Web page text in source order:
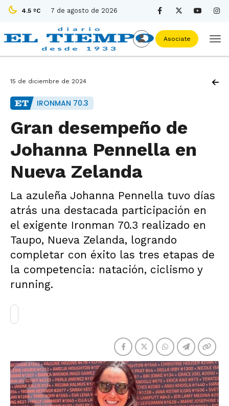
4.5 ºC 7 de agosto de 2026
Asociate
15 de diciembre de 2024
IRONMAN 70.3
Gran desempeño de
Johanna Pennella en
Nueva Zelanda
La azuleña Johanna Pennella tuvo días
atrás una destacada participación en
el exigente Ironman 70.3 realizado en
Taupo, Nueva Zelanda, logrando
completar con éxito las tres etapas de
la competencia: natación, ciclismo y
running.